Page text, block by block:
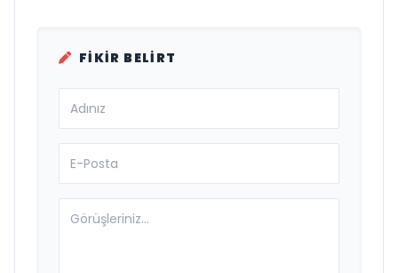
FIKIR BELIRT